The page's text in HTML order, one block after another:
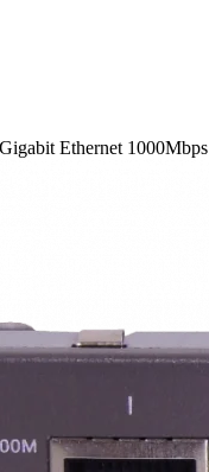
Ethernet 1000Mbps